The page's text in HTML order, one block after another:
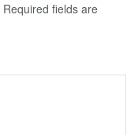
Required fields are